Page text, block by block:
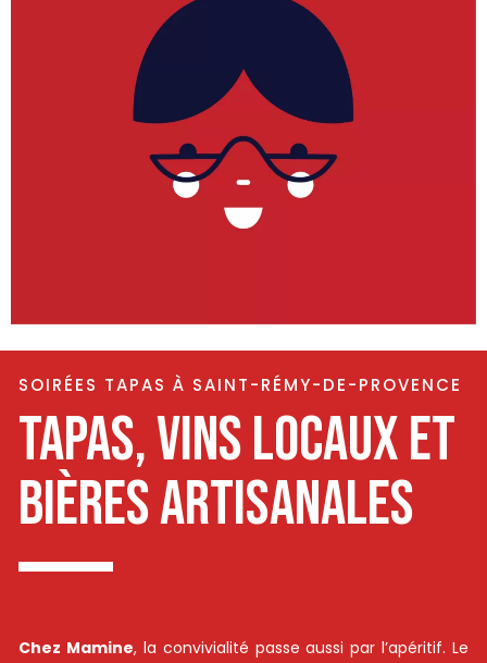
SOIRÉES TAPAS À SAINT-RÉMY-DE-PROVENCE
TAPAS, VINS LOCAUX ET
BIÈRES ARTISANALES
Chez Mamine, la convivialité passe aussi par l’apéritif. Le